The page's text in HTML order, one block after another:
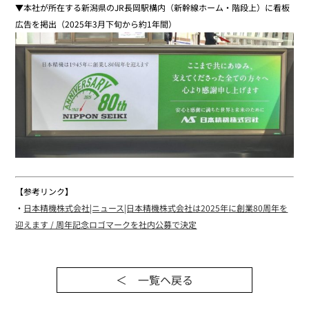
▼本社が所在する新潟県のJR長岡駅構内（新幹線ホーム・階段上）に看板
広告を掲出（2025年3月下旬から約1年間）
【参考リンク】
・ 日本精機株式会社|ニュース|日本精機株式会社は2025年に創業80周年を
迎えます / 周年記念ロゴマークを社内公募で決定
＜ 一覧ヘ戻る